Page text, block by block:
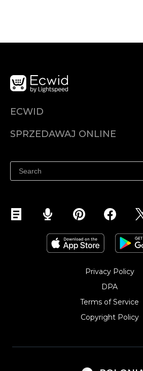
ECWID
Cena
SPRZEDAWAJ ONLINE
Sprzedawaj na Facebooku
Sprzedawaj na Instagramie
Privacy Policy
DPA
Terms of Service
Copyright Policy‎